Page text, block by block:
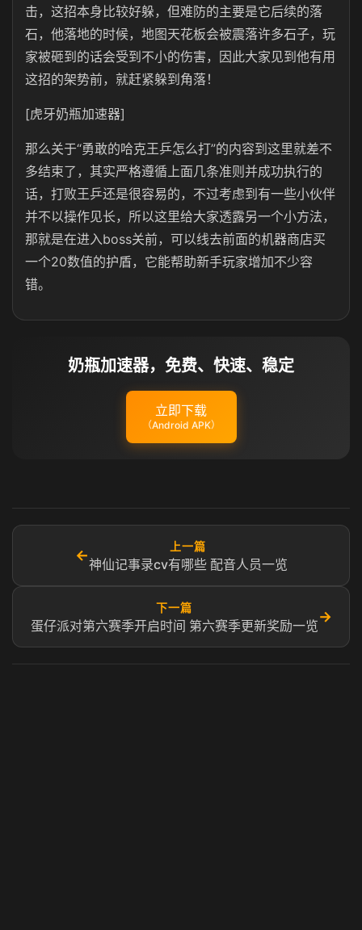
击，这招本身比较好躲，但难防的主要是它后续的落
石，他落地的时候，地图天花板会被震落许多石子，玩
家被砸到的话会受到不小的伤害，因此大家见到他有用
这招的架势前，就赶紧躲到角落！
[虎牙奶瓶加速器]
那么关于“勇敢的哈克王乒怎么打”的内容到这里就差不
多结束了，其实严格遵循上面几条准则并成功执行的
话，打败王乒还是很容易的，不过考虑到有一些小伙伴
并不以操作见长，所以这里给大家透露另一个小方法，
那就是在进入boss关前，可以线去前面的机器商店买
一个20数值的护盾，它能帮助新手玩家增加不少容
错。
奶瓶加速器，免费、快速、稳定
立即下载
（Android APK）
←
上一篇
神仙记事录cv有哪些 配音人员一览
下一篇
蛋仔派对第六赛季开启时间 第六赛季更新奖励一览
→